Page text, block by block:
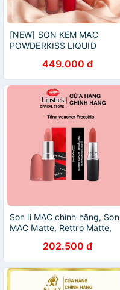
[NEW] SON KEM MAC
POWDERKISS LIQUID
449.000 đ
Son lì MAC chính hãng, Son
MAC Matte, Rettro Matte,
202.500 đ